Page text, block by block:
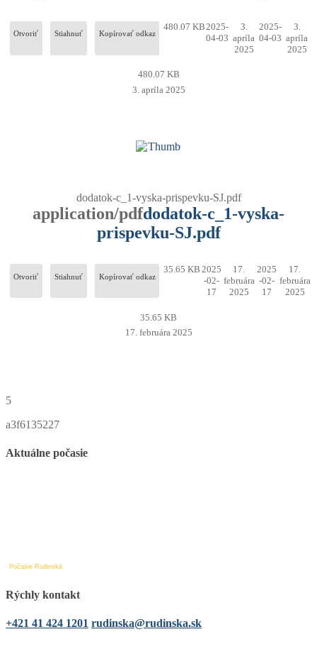
Otvoriť Stiahnuť Kopírovať odkaz
480.07 KB 2025-
04-03
3.
apríla
2025
2025-
04-03
3.
apríla
2025
480.07 KB
3. apríla 2025
dodatok-c_1-vyska-prispevku-SJ.pdf
application/pdfdodatok-c_1-vyska-
prispevku-SJ.pdf
Otvoriť Stiahnuť Kopírovať odkaz
35.65 KB 2025
-02-
17
17.
februára
2025
2025
-02-
17
17.
februára
2025
35.65 KB
17. februára 2025
5
a3f6135227
Aktuálne počasie
Počasie Rudinská
Rýchly kontakt
+421 41 424 1201 rudinska@rudinska.sk